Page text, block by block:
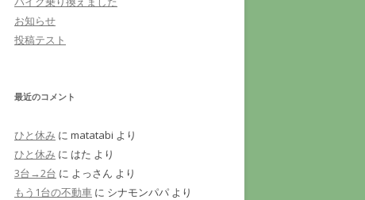
お知らせ
投稿テスト
最近のコメント
ひと休み に matatabi より
ひと休み に はた より
3台→2台 に よっさん より
もう1台の不動車 に シナモンパパ より